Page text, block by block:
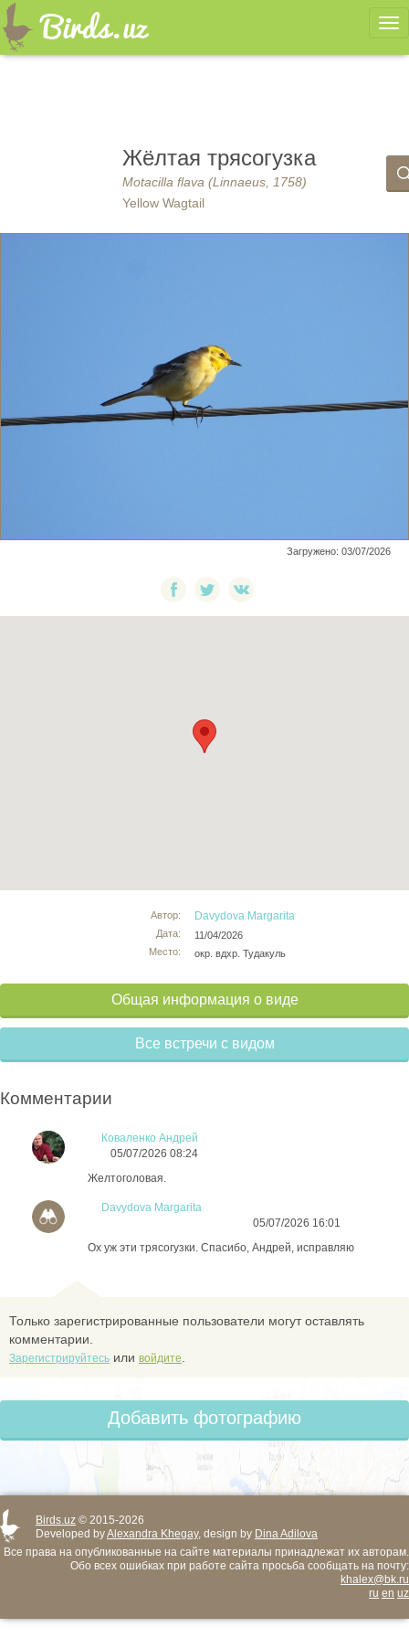
Жёлтая трясогузка
Motacilla flava (Linnaeus, 1758)
Yellow Wagtail
Загружено: 03/07/2026
Автор:
Дата:
Место:
Davydova Margarita
11/04/2026
окр. вдхр. Тудакуль
Общая информация о виде
Все встречи с видом
Комментарии
Коваленко Андрей
05/07/2026 08:24
Желтоголовая.
Davydova Margarita
05/07/2026 16:01
Ох уж эти трясогузки. Спасибо, Андрей, исправляю
Только зарегистрированные пользователи могут оставлять
комментарии.
Зарегистрируйтесь или войдите
Добавить фотографию
Birds.uz © 2015-2026
Developed byAlexandra Khegay, design by Dina Adilova
Все права на опубликованные на сайте материалы принадлежат их авторам.
Обо всех ошибках при работе сайта просьба сообщать на почту:
khalex@bk.ru
ru en uz